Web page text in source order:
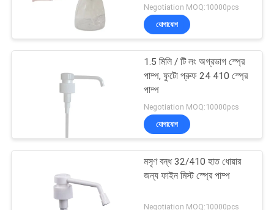
কারখানা
যোগাযোগ
লোশন ডিপেনসার পাম্প
88
Negotiation MOQ:10000pcs
যোগাযোগ
1.5 মিলি / টি লং অগ্রভাগ স্প্রে
পাম্প, ফুটো প্রুফ 24 410 স্প্রে
পাম্প
Negotiation MOQ:10000pcs
যোগাযোগ
মসৃণ বন্ধ 32/410 হাত ধোয়ার
জন্য ফাইন মিস্ট স্প্রে পাম্প
Negotiation MOQ:10000pcs